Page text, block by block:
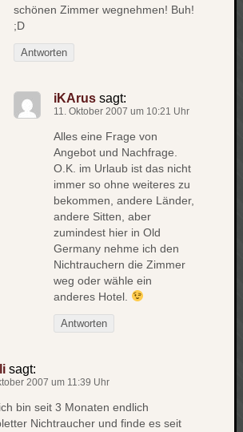
schönen Zimmer wegnehmen! Buh!
;D
Antworten
iKArus sagt:
11. Oktober 2007 um 10:21 Uhr
Alles eine Frage von
Angebot und Nachfrage.
O.K. im Urlaub ist das nicht
immer so ohne weiteres zu
bekommen, andere Länder,
andere Sitten, aber
zumindest hier in Old
Germany nehme ich den
Nichtrauchern die Zimmer
weg oder wähle ein
anderes Hotel.
Antworten
sagt:
2007 um 11:39 Uhr
bin seit 3 Monaten endlich
Nichtraucher und finde es seit